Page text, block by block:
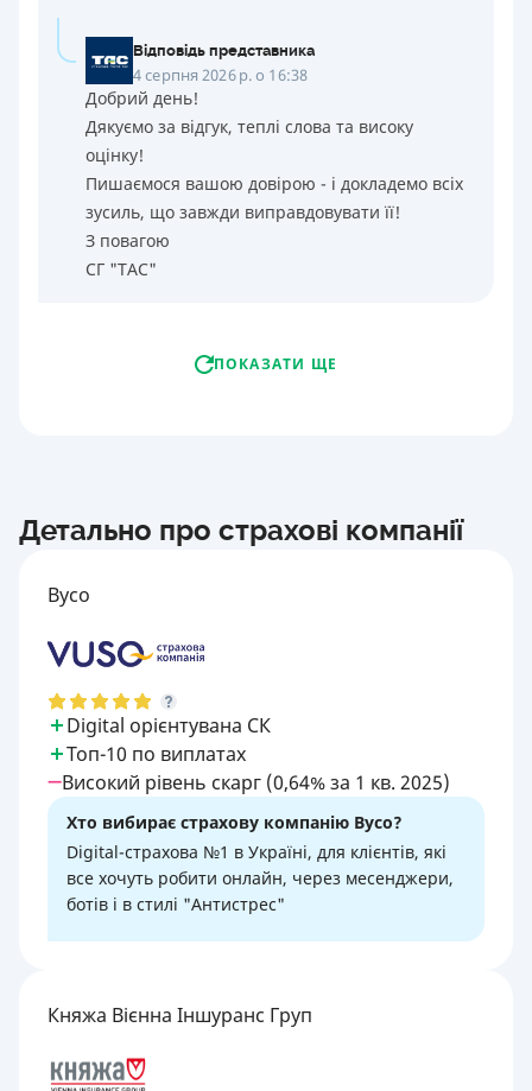
Відповідь представника
4 серпня 2026 р. о 16:38
Добрий день!
Дякуємо за відгук, теплі слова та високу
оцінку!
Пишаємося вашою довірою - і докладемо всіх
зусиль, що завжди виправдовувати її!
З повагою
СГ "ТАС"
ПОКАЗАТИ ЩЕ
Детально про страхові компанії
Вусо
Digital орієнтувана СК
Топ-10 по виплатах
Високий рівень скарг (0,64% за 1 кв. 2025)
Хто вибирає страхову компанію Вусо?
Digital-страхова №1 в Україні, для клієнтів, які
все хочуть робити онлайн, через месенджери,
ботів і в стилі "Антистрес"
Княжа Вієнна Іншуранс Груп